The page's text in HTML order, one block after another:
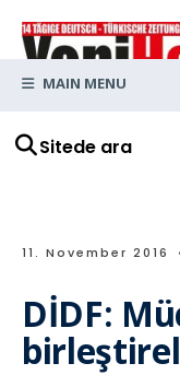
Sitede ara
MAIN MENU
11. November 2016
DİDF: